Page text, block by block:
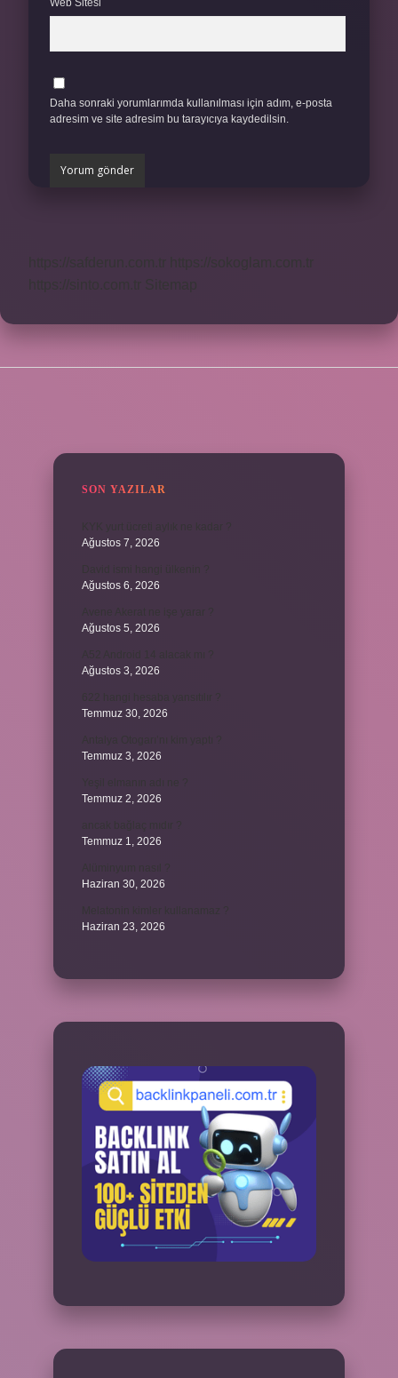
Web Sitesi
Daha sonraki yorumlarımda kullanılması için adım, e-posta
adresim ve site adresim bu tarayıcıya kaydedilsin.
SON YAZILAR
Ağustos 7, 2026
Ağustos 6, 2026
Ağustos 5, 2026
Ağustos 3, 2026
Temmuz 30, 2026
Temmuz 3, 2026
Temmuz 2, 2026
Temmuz 1, 2026
Haziran 30, 2026
Haziran 23, 2026